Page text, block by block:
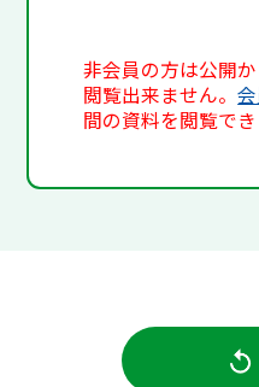
非会員の方は公開
閲覧出来ません。
間の資料を閲覧でき